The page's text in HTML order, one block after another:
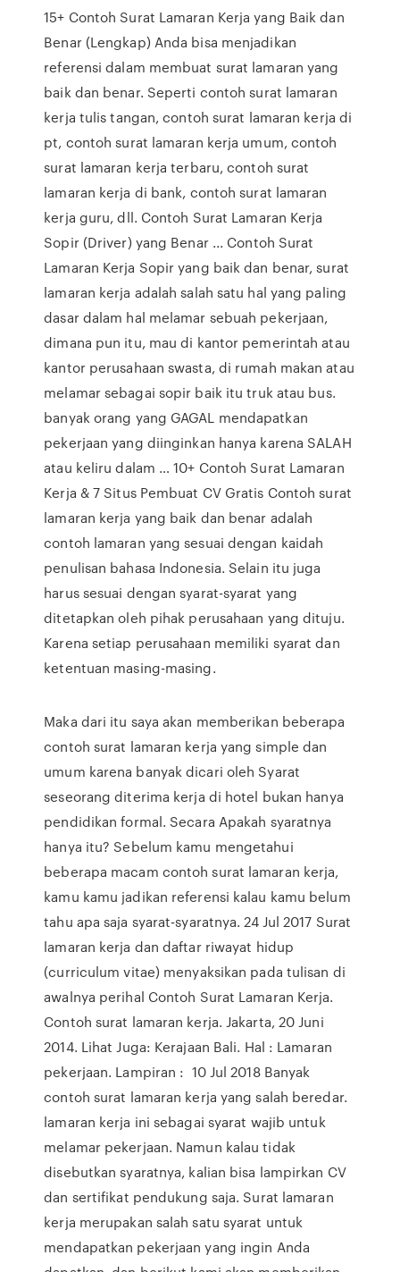
15+ Contoh Surat Lamaran Kerja yang Baik dan
Benar (Lengkap) Anda bisa menjadikan
referensi dalam membuat surat lamaran yang
baik dan benar. Seperti contoh surat lamaran
kerja tulis tangan, contoh surat lamaran kerja di
pt, contoh surat lamaran kerja umum, contoh
surat lamaran kerja terbaru, contoh surat
lamaran kerja di bank, contoh surat lamaran
kerja guru, dll. Contoh Surat Lamaran Kerja
Sopir (Driver) yang Benar ... Contoh Surat
Lamaran Kerja Sopir yang baik dan benar, surat
lamaran kerja adalah salah satu hal yang paling
dasar dalam hal melamar sebuah pekerjaan,
dimana pun itu, mau di kantor pemerintah atau
kantor perusahaan swasta, di rumah makan atau
melamar sebagai sopir baik itu truk atau bus.
banyak orang yang GAGAL mendapatkan
pekerjaan yang diinginkan hanya karena SALAH
atau keliru dalam … 10+ Contoh Surat Lamaran
Kerja & 7 Situs Pembuat CV Gratis Contoh surat
lamaran kerja yang baik dan benar adalah
contoh lamaran yang sesuai dengan kaidah
penulisan bahasa Indonesia. Selain itu juga
harus sesuai dengan syarat-syarat yang
ditetapkan oleh pihak perusahaan yang dituju.
Karena setiap perusahaan memiliki syarat dan
ketentuan masing-masing.
Maka dari itu saya akan memberikan beberapa
contoh surat lamaran kerja yang simple dan
umum karena banyak dicari oleh Syarat
seseorang diterima kerja di hotel bukan hanya
pendidikan formal. Secara Apakah syaratnya
hanya itu? Sebelum kamu mengetahui
beberapa macam contoh surat lamaran kerja,
kamu kamu jadikan referensi kalau kamu belum
tahu apa saja syarat-syaratnya. 24 Jul 2017 Surat
lamaran kerja dan daftar riwayat hidup
(curriculum vitae) menyaksikan pada tulisan di
awalnya perihal Contoh Surat Lamaran Kerja.
Contoh surat lamaran kerja. Jakarta, 20 Juni
2014. Lihat Juga: Kerajaan Bali. Hal : Lamaran
pekerjaan. Lampiran : 10 Jul 2018 Banyak
contoh surat lamaran kerja yang salah beredar.
lamaran kerja ini sebagai syarat wajib untuk
melamar pekerjaan. Namun kalau tidak
disebutkan syaratnya, kalian bisa lampirkan CV
dan sertifikat pendukung saja. Surat lamaran
kerja merupakan salah satu syarat untuk
mendapatkan pekerjaan yang ingin Anda